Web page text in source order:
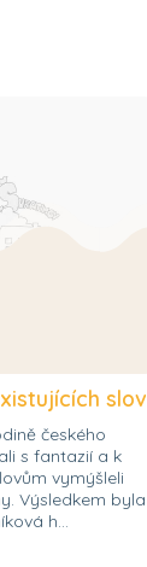
slov
českého
s fantazií a k
vymýšleli
Výsledkem byla
h...